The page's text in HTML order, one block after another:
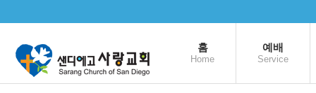
홈
Home
예배
Service
Sketchbook5, 스케치북5